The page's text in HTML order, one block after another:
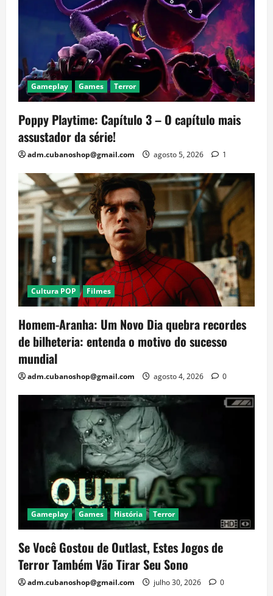
Gameplay Games Terror
Poppy Playtime: Capítulo 3 – O capítulo mais
assustador da série!
adm.cubanoshop@gmail.com agosto 5, 2026 1
Cultura POP Filmes
Homem-Aranha: Um Novo Dia quebra recordes
de bilheteria: entenda o motivo do sucesso
mundial
adm.cubanoshop@gmail.com agosto 4, 2026 0
Gameplay Games História Terror
Se Você Gostou de Outlast, Estes Jogos de
Terror Também Vão Tirar Seu Sono
adm.cubanoshop@gmail.com julho 30, 2026 0